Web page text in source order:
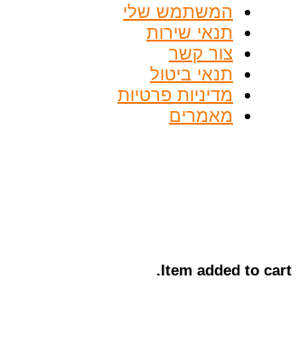
המשתמש שלי
תנאי שירות
צור קשר
תנאי ביטול
מדיניות פרטיות
מאמרים
Item added to cart.